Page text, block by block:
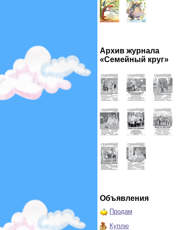
Архив журнала
«Семейный круг»
Объявления
Продам
Куплю